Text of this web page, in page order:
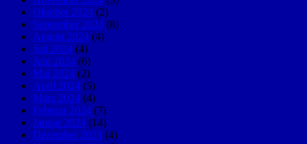
Oktober 2024 (2)
September 2024 (8)
August 2024 (4)
Juli 2024 (4)
Juni 2024 (6)
Mai 2024 (2)
April 2024 (5)
März 2024 (4)
Februar 2024 (7)
Januar 2024 (14)
Dezember 2023 (4)